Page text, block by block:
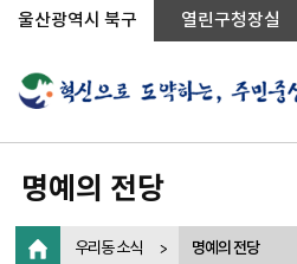
상단메뉴로 바로가기
전체메뉴로 바로가기
왼쪽메뉴로 바로가기
본문으로 바로가기
울산광역시 북구 열린구청장실
명예의 전당
우리동 소식 명예의 전당